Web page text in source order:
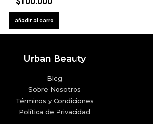
añadir al carro
Urban Beauty
Blog
Sobre Nosotros
Términos y Condiciones
Política de Privacidad